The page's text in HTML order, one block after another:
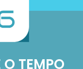
TEMPO